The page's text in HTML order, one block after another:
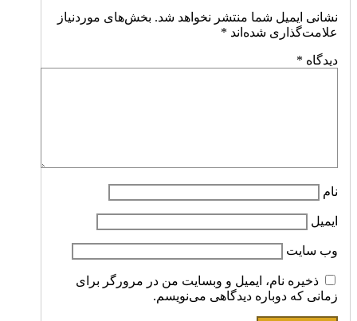
نشانی ایمیل شما منتشر نخواهد شد. بخش‌های موردنیاز
علامت‌گذاری شده‌اند *
دیدگاه *
نام
ایمیل
وب‌ سایت
ذخیره نام، ایمیل و وبسایت من در مرورگر برای
زمانی که دوباره دیدگاهی می‌نویسم.